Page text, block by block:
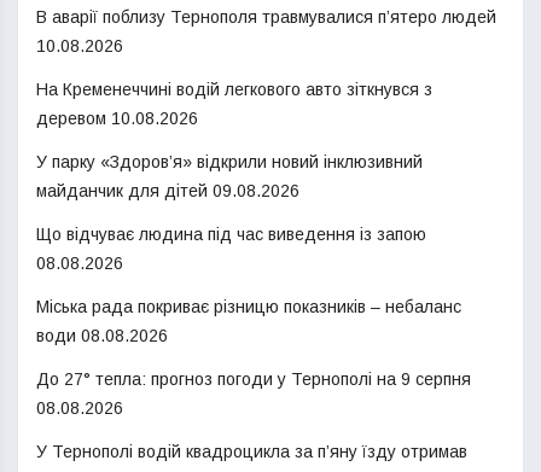
В аварії поблизу Тернополя травмувалися п’ятеро людей
10.08.2026
На Кременеччині водій легкового авто зіткнувся з
деревом 10.08.2026
У парку «Здоров’я» відкрили новий інклюзивний
майданчик для дітей 09.08.2026
Що відчуває людина під час виведення із запою
08.08.2026
Міська рада покриває різницю показників – небаланс
води 08.08.2026
До 27° тепла: прогноз погоди у Тернополі на 9 серпня
08.08.2026
У Тернополі водій квадроцикла за п’яну їзду отримав